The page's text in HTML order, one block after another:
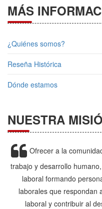
Anterior
MÁS
¿Quiénes somos?
Reseña Histórica
Dónde estamos
NUESTRA
Ofrecer a la
trabajo y desarrollo
laboral formando
laborales que respondan
laboral y contribuir al